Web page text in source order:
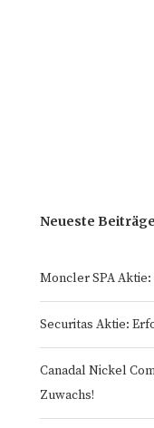
Neueste Beiträge
Moncler SPA
Securitas Aktie:
Canadal Nickel
Zuwachs!